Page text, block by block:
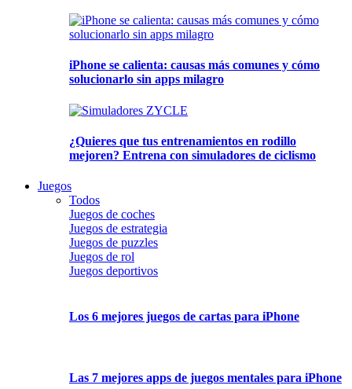
iPhone se calienta: causas más comunes y cómo
solucionarlo sin apps milagro
¿Quieres que tus entrenamientos en rodillo
mejoren? Entrena con simuladores de ciclismo
Juegos
Todos
Juegos de coches
Juegos de estrategia
Juegos de puzzles
Juegos de rol
Juegos deportivos
Los 6 mejores juegos de cartas para iPhone
Las 7 mejores apps de juegos mentales para iPhone